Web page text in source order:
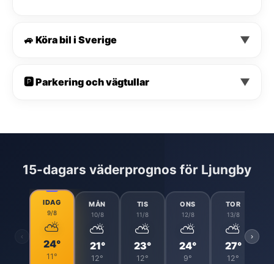
🚙 Köra bil i Sverige ▼
🅿️ Parkering och vägtullar ▼
15-dagars väderprognos för Ljungby
‹
IDAG
9/8
⛅
24°
11°
MÅN
10/8
⛅
21°
12°
TIS
11/8
⛅
23°
12°
ONS
12/8
⛅
24°
9°
TOR
13/8
⛅
27°
12°
›